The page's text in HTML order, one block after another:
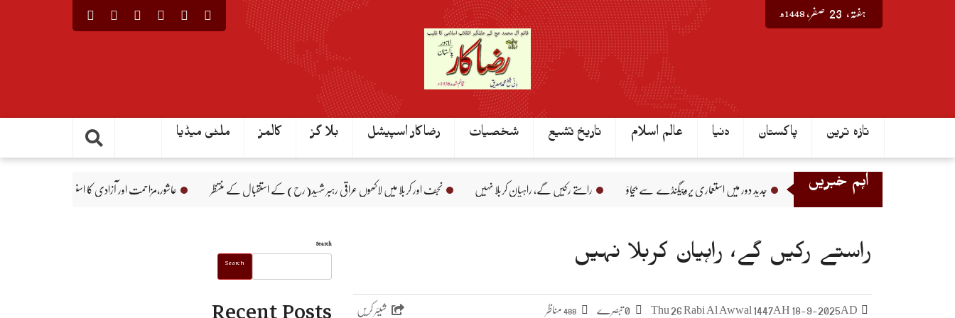
ہفتہ‬‮, 23 صفر‬, 1448ھ
تازہ ترین پاکستان دنیا عالم اسلام تاریخ تشیع شخصیات رضاکار اسپیشل بلا گز کالمز ملٹی میڈیا
اہم خبریںمیں کیا ہو سکتا ہے؟ زمینی حقائق جدید دور میں استعماری پروپیگنڈے سے بچاؤ راستے رکیں گے، راہیان کربلا نہیں نجف اور کربلا میں لاکھوں عراقی رہبرِ شہید(رح) کے استقبال کے منتظر عاشور،مزاحمت اور آزادی کا استعارہ
Search
Search راستے رکیں گے، راہیان کربلا نہیں
شیئر کریں Thu 26 Rabi Al Awwal 1447AH 18-9-2025AD
488 مناظر